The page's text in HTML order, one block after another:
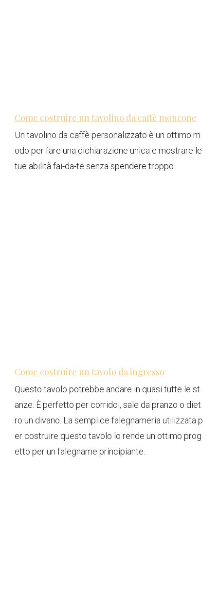
Come costruire un tavolino da caffè moncone
Un tavolino da caffè personalizzato è un ottimo m
odo per fare una dichiarazione unica e mostrare le
tue abilità fai-da-te senza spendere troppo.
Come costruire un tavolo da ingresso
Questo tavolo potrebbe andare in quasi tutte le st
anze. È perfetto per corridoi, sale da pranzo o diet
ro un divano. La semplice falegnameria utilizzata p
er costruire questo tavolo lo rende un ottimo prog
etto per un falegname principiante.